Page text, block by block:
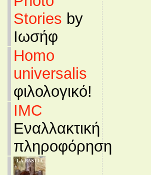
Stories by
Ιωσήφ
Homo
universalis
φιλολογικό!
IMC
Εναλλακτική
πληροφόρηση